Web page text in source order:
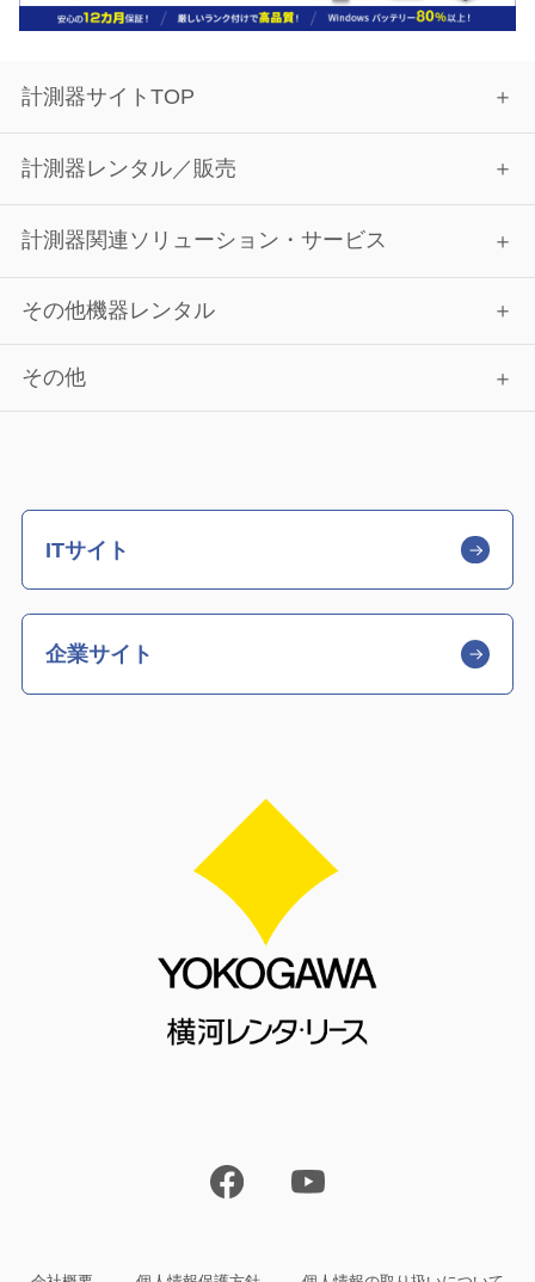
計測器サイトTOP
計測器レンタル／販売
計測器関連ソリューション・サービス
その他機器レンタル
その他
ITサイト
企業サイト